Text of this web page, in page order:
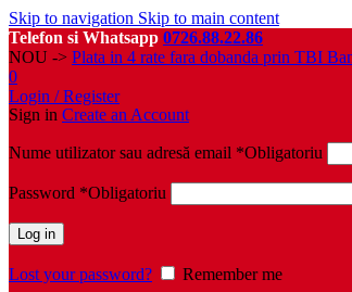
Skip to navigation Skip to main content
Telefon si Whatsapp 0726.88.22.86
NOU -> Plata in 4 rate fara dobanda prin TBI
0
Login / Register
Sign in Create an Account
Nume utilizator sau adresă email *Obligatoriu
Password *Obligatoriu
Log in
Lost your password?
Remember me